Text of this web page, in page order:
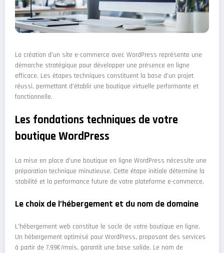
La création d’un site e-commerce avec WordPress représente une
démarche stratégique pour développer une présence en ligne
efficace. Les étapes techniques constituent la base d’un projet
réussi, permettant d’établir une boutique virtuelle performante et
fonctionnelle.
Les fondations techniques de votre
boutique WordPress
La mise en place d’une boutique en ligne WordPress nécessite une
préparation technique minutieuse. Cette étape initiale détermine la
stabilité et la performance future de votre plateforme e-commerce.
Le choix de l’hébergement et du nom de domaine
L’hébergement web constitue le socle de votre boutique en ligne.
Un hébergement optimisé pour WordPress, proposant des services
à partir de 7.99€/mois, garantit une base solide. Le nom de